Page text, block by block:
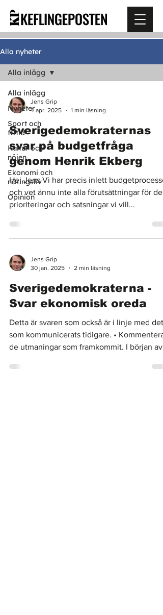
Alla nyheter
Alla inlägg
Nyheter
Sport och
fritid
Kultur och
nöjen
Ekonomi och
näringsliv
Opinion
Alla inlägg
Jens Grip
4 apr. 2025
1 min läsning
Sverigedemokraternas
svar på budgetfråga
genom Henrik Ekberg
Hej Jens Vi har precis inlett
och vet ännu inte alla förutsättningar för de
prioriteringar och satsningar vi vill...
Jens Grip
30 jan. 2025
2 min läsning
Sverigedemokraterna -
Svar ekonomisk oreda
Detta är svaren som också är i linje med det
som kommunicerats tidigare. • Kommentera
de utmaningar som framkommit. I början av